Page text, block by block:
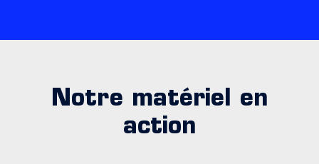
Notre matériel en
action